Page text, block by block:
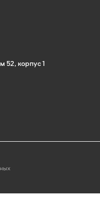
52, корпус 1